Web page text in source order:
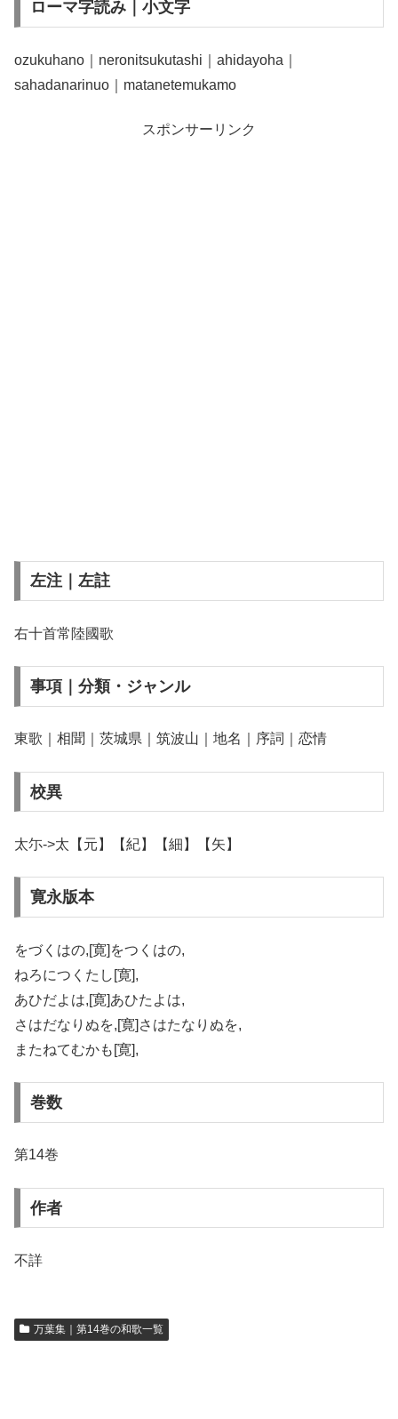
ローマ字読み｜小文字
ozukuhano｜neronitsukutashi｜ahidayoha｜
sahadanarinuo｜matanetemukamo
スポンサーリンク
左注｜左註
右十首常陸國歌
事項｜分類・ジャンル
東歌｜相聞｜茨城県｜筑波山｜地名｜序詞｜恋情
校異
太尓->太【元】【紀】【細】【矢】
寛永版本
をづくはの,[寛]をつくはの,
ねろにつくたし[寛],
あひだよは,[寛]あひたよは,
さはだなりぬを,[寛]さはたなりぬを,
またねてむかも[寛],
巻数
第14巻
作者
不詳
万葉集｜第14巻の和歌一覧